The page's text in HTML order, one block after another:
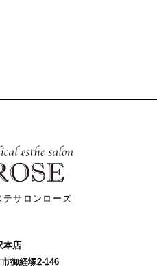
テサロンローズ
本店
御経塚2-146